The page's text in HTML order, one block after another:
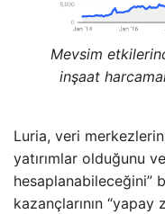
Mevsim
inşaat
Luria, veri
yatırımlar olduğunu
hesaplanabileceğini”
kazançlarının